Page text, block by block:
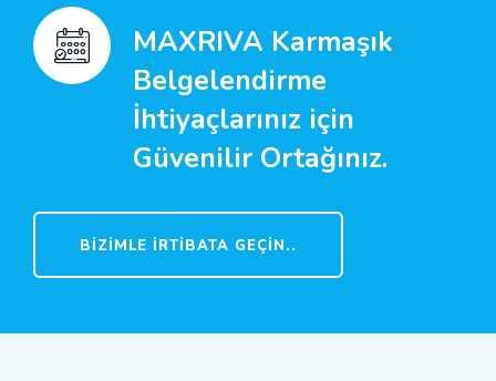
MAXRIVA Karmaşık
Belgelendirme
İhtiyaçlarınız için
Güvenilir Ortağınız.
BIZIMLE İRTIBATA GEÇIN..